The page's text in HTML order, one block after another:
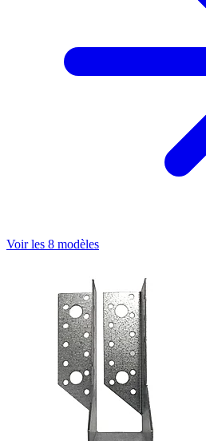
Voir les 8 modèles